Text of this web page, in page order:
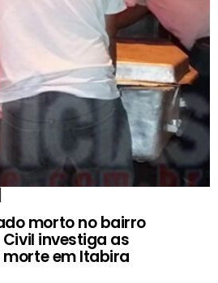
morto no bairro
investiga as
em Itabira